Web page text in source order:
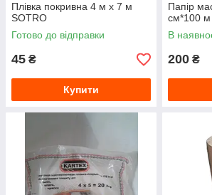
Плівка покривна 4 м x 7 м
SOTRO
Готово до відправки
45 ₴
Купити
Папір
см*100 м
В
200 ₴